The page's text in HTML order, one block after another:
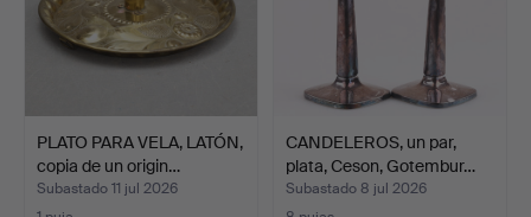
PLATO PARA VELA, LATÓN,
copia de un origin…
Subastado 11 jul 2026
CANDELEROS, un par,
plata, Ceson, Gotembur…
Subastado 8 jul 2026